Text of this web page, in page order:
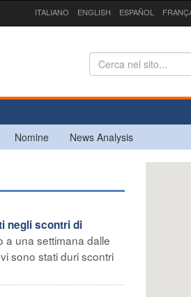
ITALIANO ENGLISH ESPAÑOL
Nomine News Analysis
negli scontri di
a una settimana dalle
sono stati duri scontri